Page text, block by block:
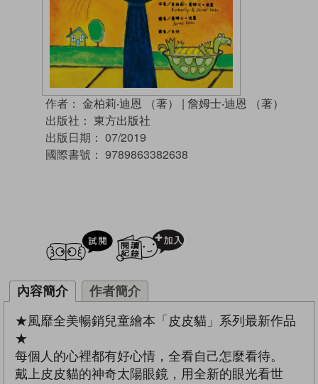
作者： 金柏莉‧迪恩 （著） | 詹姆士‧迪恩 （著）
出版社： 東方出版社
出版日期： 07/2019
國際書號： 9789863382638
試閲
內容簡介 作者簡介
★風靡全美暢銷兒童繪本「皮皮貓」系列最新作品
★
每個人的心裡都有好心情，全看自己怎麼看待。
戴上皮皮貓的神奇太陽眼鏡，用全新的眼光看世